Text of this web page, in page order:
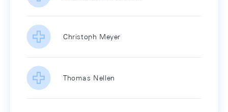
Christoph Meyer
Thomas Nellen